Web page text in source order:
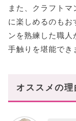
また、クラフト
に楽しめるのもお
ンを熟練した職
手触りを堪能でき
オススメの